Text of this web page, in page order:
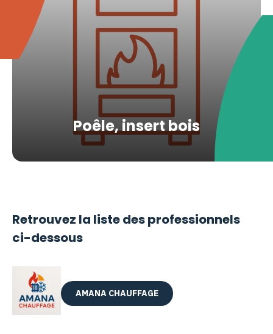
Poêle, insert bois
Retrouvez la liste des professionnels
ci-dessous
AMANA CHAUFFAGE